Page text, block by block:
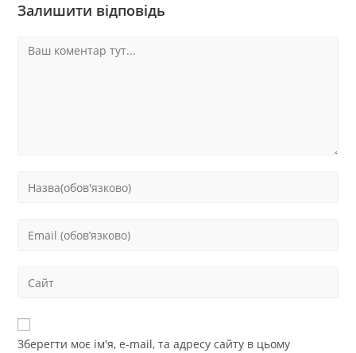
Залишити відповідь
Зберегти моє ім'я, e-mail, та адресу сайту в цьому